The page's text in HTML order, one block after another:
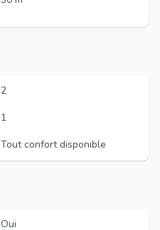
2
1
Tout confort disponible
Oui